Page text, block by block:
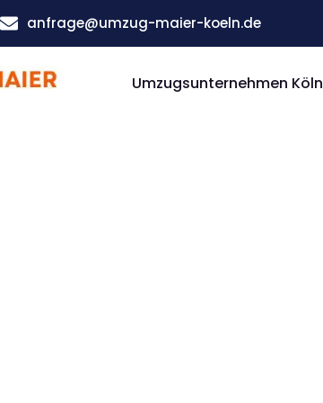
anfrage@umzug-maier-koeln.de
Umzugsunternehmen Köln